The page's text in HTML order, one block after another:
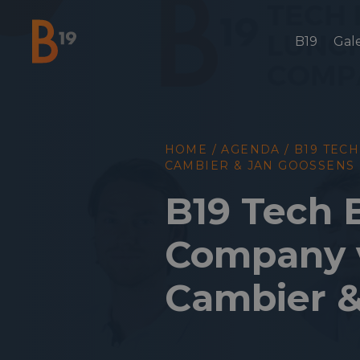
National Business Club & Networking
B19
HOME /AGENDA / B19
CAMBIER & JAN GOOSSENS
B19 Tech
Cambier